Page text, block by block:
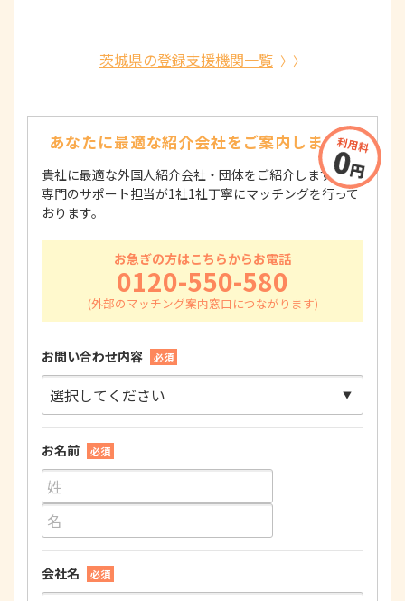
茨城県の登録支援機関一覧
あなたに最適な紹介会社をご案内します！
貴社に最適な外国人紹介会社・団体をご紹介します！
専門のサポート担当が1社1社丁寧にマッチングを行って
おります。
お急ぎの方はこちらからお電話
0120-550-580
お問い合わせ内容 必須
お名前 必須
会社名 必須